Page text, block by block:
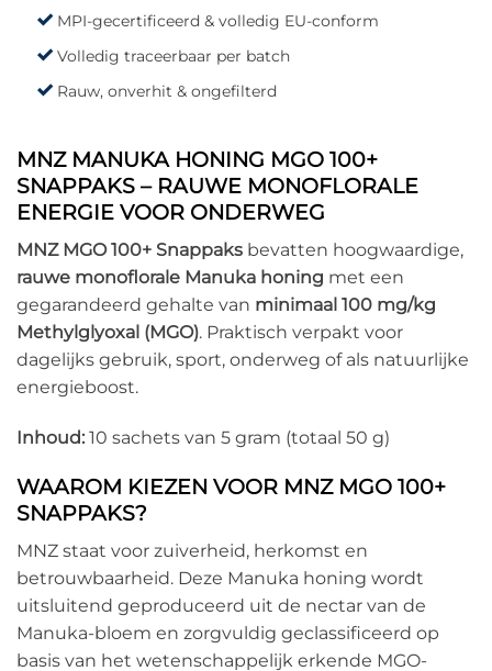
MPI-gecertificeerd & volledig EU-conform
Volledig traceerbaar per batch
Rauw, onverhit & ongefilterd
MNZ MANUKA HONING MGO 100+
SNAPPAKS – RAUWE MONOFLORALE
ENERGIE VOOR ONDERWEG
MNZ MGO 100+ Snappaks bevatten hoogwaardige,
rauwe monoflorale Manuka honing met een
gegarandeerd gehalte van minimaal 100 mg/kg
Methylglyoxal (MGO). Praktisch verpakt voor
dagelijks gebruik, sport, onderweg of als natuurlijke
energieboost.
Inhoud: 10 sachets van 5 gram (totaal 50 g)
WAAROM KIEZEN VOOR MNZ MGO 100+
SNAPPAKS?
MNZ staat voor zuiverheid, herkomst en
betrouwbaarheid. Deze Manuka honing wordt
uitsluitend geproduceerd uit de nectar van de
Manuka-bloem en zorgvuldig geclassificeerd op
basis van het wetenschappelijk erkende MGO-